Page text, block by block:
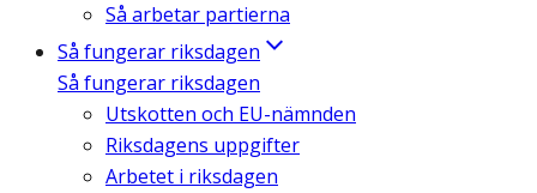
Så arbetar partierna
Så fungerar riksdagen
Så fungerar riksdagen
Utskotten och EU-nämnden
Riksdagens uppgifter
Arbetet i riksdagen